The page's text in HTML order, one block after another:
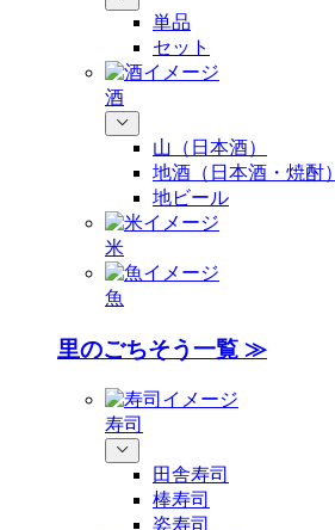
単品
セット
酒
山（日本酒）
地酒（日本酒・焼酎）
地ビール
米
魚
里のごちそう一覧 ≫
寿司
田舎寿司
棒寿司
姿寿司